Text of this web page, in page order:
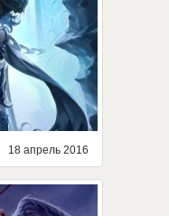
18 апрель 2016